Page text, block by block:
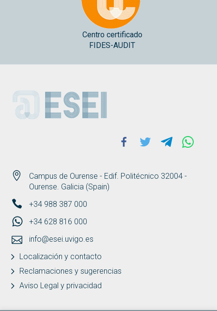
Centro certificado
FIDES-AUDIT
ESEI
Campus de Ourense - Edif. Politécnico 32004 -
Ourense. Galicia (Spain)
+34 988 387 000
+34 628 816 000
info@esei.uvigo.es
Localización y contacto
Reclamaciones y sugerencias
Aviso Legal y privacidad
Facebook
Twitter Telegram